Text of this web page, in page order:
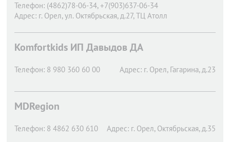
Телефон: (4862)78-06-34, +7(903)637-06-34
Адрес: г. Орел, ул. Октябрьская, д.27, ТЦ Атолл
Komfortkids ИП Давыдов ДА
Телефон: 8 980 360 60 00 Адрес: г. Орел, Гагарина, д.23
MDRegion
Телефон: 8 4862 630 610 Адрес: г. Орел, Октябрьская, д.35